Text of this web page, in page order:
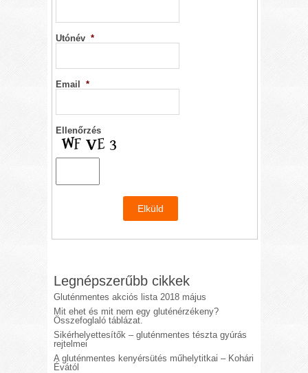
Utónév *
Email *
Ellenőrzés
Legnépszerűbb cikkek
Gluténmentes akciós lista 2018 május
Mit ehet és mit nem egy gluténérzékeny?
Összefoglaló táblázat.
Sikérhelyettesítők – gluténmentes tészta gyúrás
rejtelmei
A gluténmentes kenyérsütés műhelytitkai – Kohári
Évától